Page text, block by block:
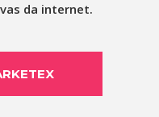
da internet.